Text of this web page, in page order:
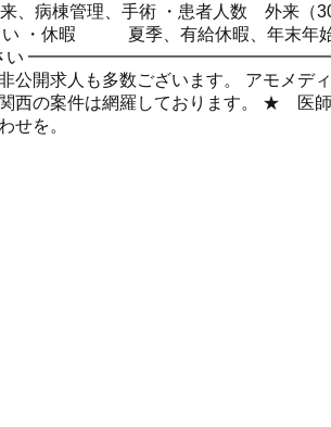
病棟管理、手術 ・患者人数 外来（
・休暇 夏季、有給休暇、年末
わせ下さい
開求人も多数ございます。 アモメデ
の案件は網羅しております。 ★ 医師
せを。